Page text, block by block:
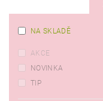
NA SKLADĚ
AKCE
NOVINKA
TIP